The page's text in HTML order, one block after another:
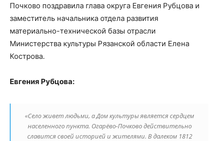
Почково поздравила глава округа Евгения Рубцова и
заместитель начальника отдела развития
материально-технической базы отрасли
Министерства культуры Рязанской области Елена
Кострова.
Евгения Рубцова:
«Село живет людьми, а Дом культуры является сердцем
населенного пункта. Огарёво-Почково действительно
славится своей историей и жителями. В далеком 1812